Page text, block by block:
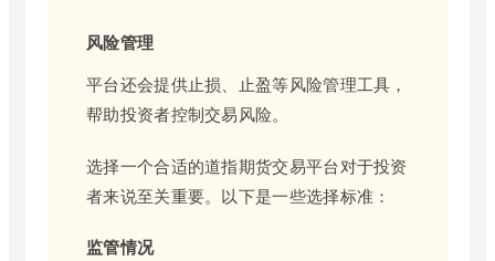
风险管理
平台还会提供止损、止盈等风险管理工具，
帮助投资者控制交易风险。
选择一个合适的道指期货交易平台对于投资
者来说至关重要。以下是一些选择标准：
监管情况